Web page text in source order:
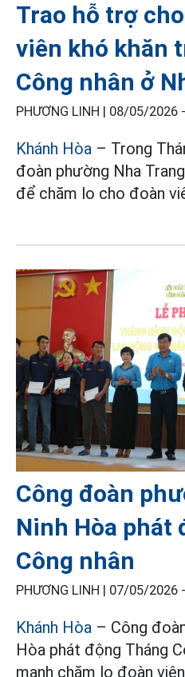
Trao hỗ trợ
viên khó khăn
Công nhân ở
PHƯƠNG LINH | 08/05/2026
Khánh Hòa – Trong
đoàn phường Nha
để chăm lo cho đoàn
Công đoàn
Ninh Hòa phát
Công nhân
PHƯƠNG LINH | 07/05/2026
Khánh Hòa – Công
Hòa phát động Tháng
mạnh chăm lo đoàn